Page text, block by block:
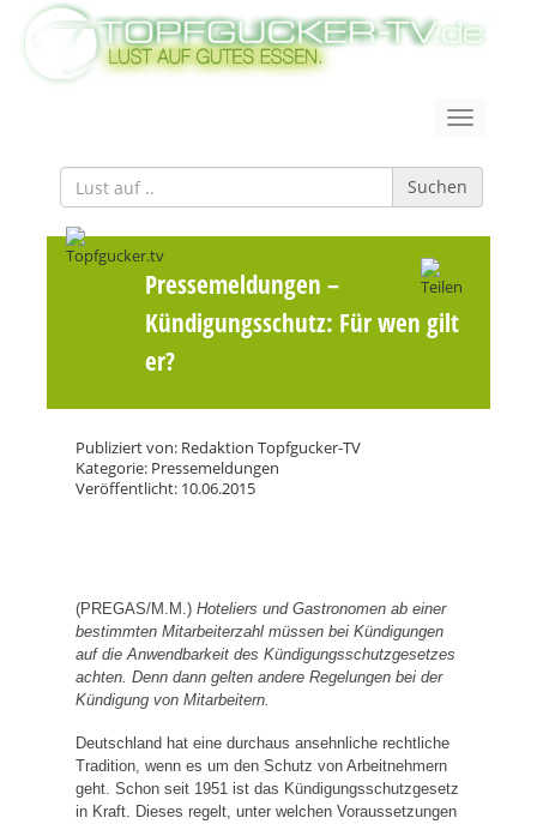
Suchen
Pressemeldungen –
Kündigungsschutz: Für wen gilt
er?
Publiziert von: Redaktion Topfgucker-TV
Kategorie: Pressemeldungen
Veröffentlicht: 10.06.2015
(PREGAS/M.M.) Hoteliers und Gastronomen ab einer
bestimmten Mitarbeiterzahl müssen bei Kündigungen
auf die Anwendbarkeit des Kündigungsschutzgesetzes
achten. Denn dann gelten andere Regelungen bei der
Kündigung von Mitarbeitern.
Deutschland hat eine durchaus ansehnliche rechtliche
Tradition, wenn es um den Schutz von Arbeitnehmern
geht. Schon seit 1951 ist das Kündigungsschutzgesetz
in Kraft. Dieses regelt, unter welchen Voraussetzungen